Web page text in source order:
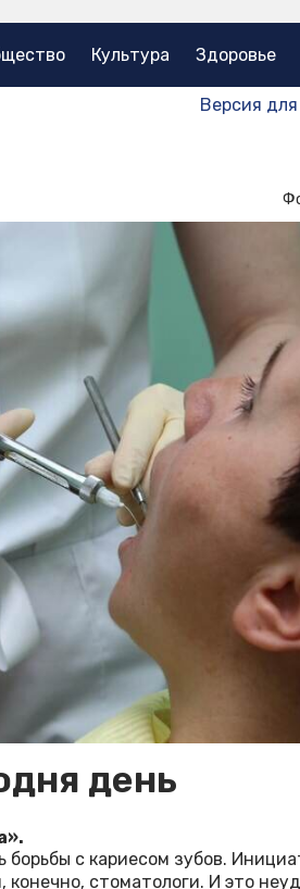
Культура Здоровье
Версия
день
с кариесом зубов.
стоматологи. И это